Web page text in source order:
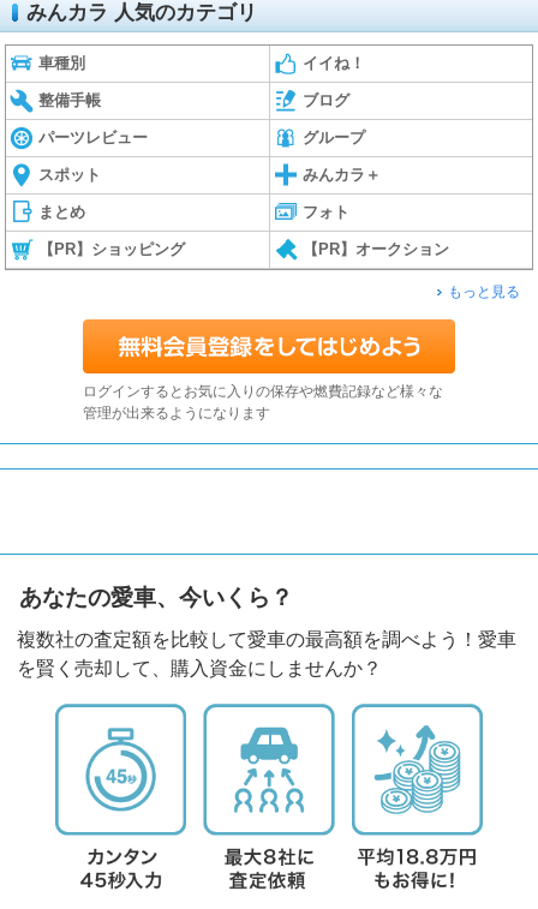
みんカラ 人気のカテゴリ
車種別 イイね！
整備手帳 ブログ
パーツレビュー グループ
スポット みんカラ＋
まとめ フォト
【PR】ショッピング 【PR】オークション
もっと見る
ログインするとお気に入りの保存や燃費記録など様々な
管理が出来るようになります
あなたの愛車、今いくら？
複数社の査定額を比較して愛車の最高額を調べよう！愛車
を賢く売却して、購入資金にしませんか？